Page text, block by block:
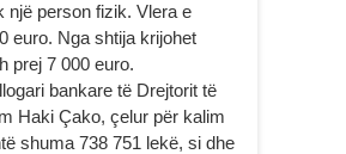
një person fizik. Vlera e
euro. Nga shtija krijohet
prej 7 000 euro.
bankare të Drejtorit të
Haki Çako, çelur për kalim
shuma 738 751 lekë, si dhe